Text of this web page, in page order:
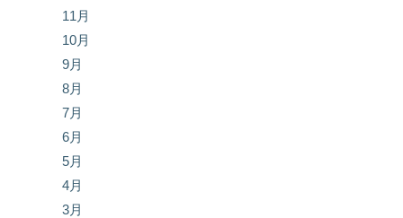
11月
10月
9月
8月
7月
6月
5月
4月
3月